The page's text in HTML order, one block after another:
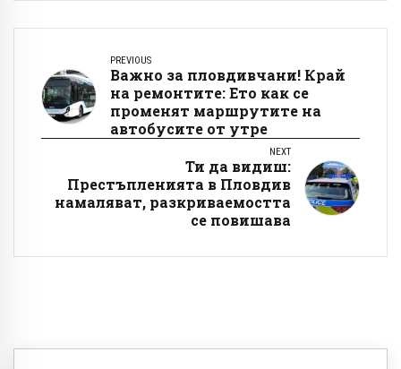
PREVIOUS
Важно за пловдивчани! Край
на ремонтите: Ето как се
променят маршрутите на
автобусите от утре
NEXT
Ти да видиш:
Престъпленията в Пловдив
намаляват, разкриваемостта
се повишава